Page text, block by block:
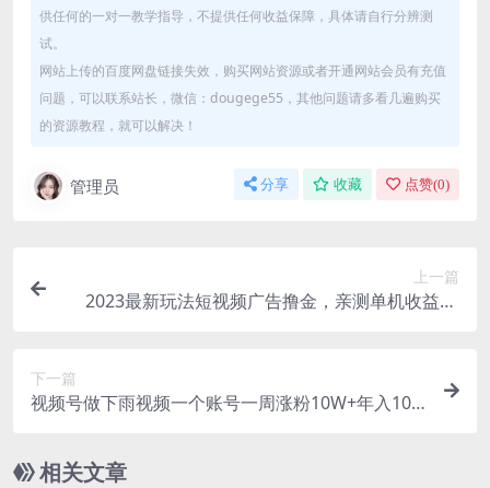
供任何的一对一教学指导，不提供任何收益保障，具体请自行分辨测
试。
网站上传的百度网盘链接失效，购买网站资源或者开通网站会员有充值
问题，可以联系站长，微信：dougege55，其他问题请多看几遍购买
的资源教程，就可以解决！
管理员 分享 收藏 点赞(0)
上一篇
2023最新玩法短视频广告撸金，亲测单机收益80
下一篇
视频号做下雨视频一个账号一周涨粉10W+年入100
相关文章